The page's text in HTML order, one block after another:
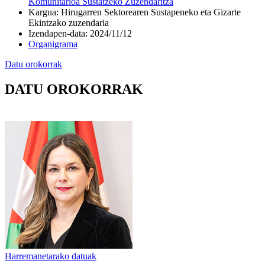
Kargua: Hirugarren Sektorearen Sustapeneko eta Gizarte
Ekintzako zuzendaria
Izendapen-data: 2024/11/12
Organigrama
Datu orokorrak
DATU OROKORRAK
Harremanetarako datuak